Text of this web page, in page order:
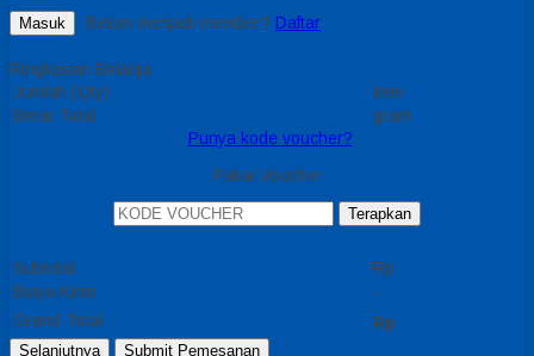
Masuk Belum menjadi member? Daftar
Ringkasan Belanja
Jumlah (Qty)
item
Berat Total
gram
Punya kode voucher?
Pakai Voucher
Terapkan
Subtotal
Rp
Biaya Kirim
-
Grand Total
Rp
Submit Pemesanan